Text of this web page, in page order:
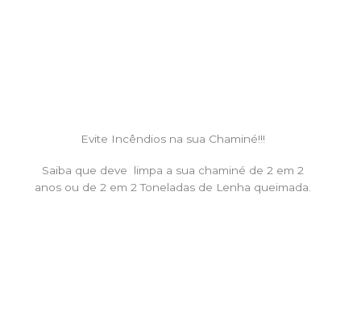
Evite Incêndios na sua Chaminé!!!
Saiba que deve limpa a sua chaminé de 2 em 2
anos ou de 2 em 2 Toneladas de Lenha queimada.